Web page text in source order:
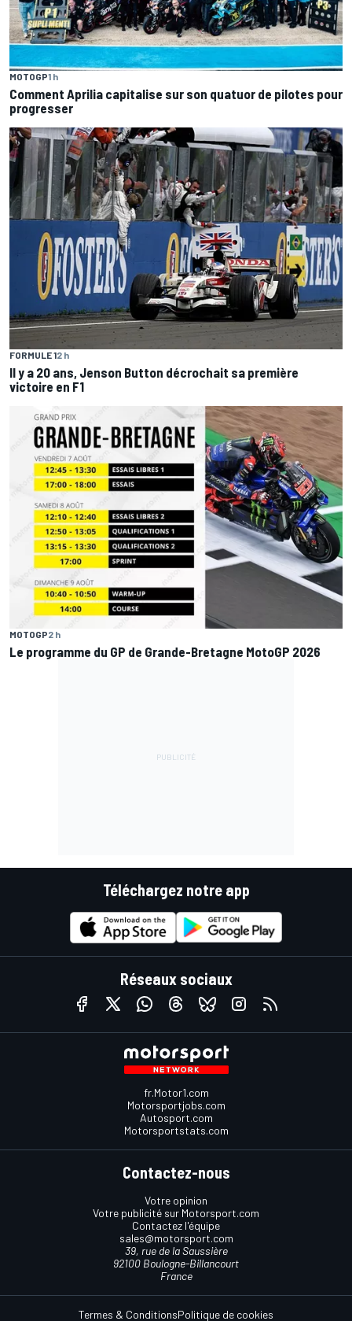
MOTOGP1 h
Comment Aprilia capitalise sur son quatuor de pilotes pour
progresser
FORMULE 12 h
Il y a 20 ans, Jenson Button décrochait sa première
victoire en F1
MOTOGP2 h
Le programme du GP de Grande-Bretagne MotoGP 2026
Téléchargez notre app
Réseaux sociaux
fr.Motor1.com
Motorsportjobs.com
Autosport.com
Motorsportstats.com
Contactez-nous
Votre opinion
Votre publicité sur Motorsport.com
Contactez l'équipe
sales@motorsport.com
39, rue de la Saussière
92100 Boulogne-Billancourt
France
Termes & ConditionsPolitique de cookies